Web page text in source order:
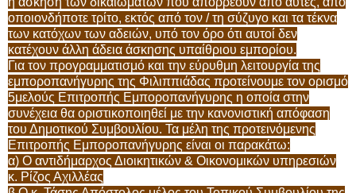
οποιονδήποτε τρίτο, εκτός από τον / τη σύζυγο και τα τέκνα
των κατόχων των αδειών, υπό τον όρο ότι αυτοί δεν
κατέχουν άλλη άδεια άσκησης υπαίθριου εμπορίου.
Για τον προγραμματισμό και την εύρυθμη λειτουργία της
εμποροπανήγυρης της Φιλιππιάδας προτείνουμε τον ορισμό
5μελούς Επιτροπής Εμποροπανήγυρης η οποία στην
συνέχεια θα οριστικοποιηθεί με την κανονιστική απόφαση
του Δημοτικού Συμβουλίου. Τα μέλη της προτεινόμενης
Επιτροπής Εμποροπανήγυρης είναι οι παρακάτω:
α) Ο αντιδήμαρχος Διοικητικών & Οικονομικών υπηρεσιών
κ. Ρίζος Αχιλλέας